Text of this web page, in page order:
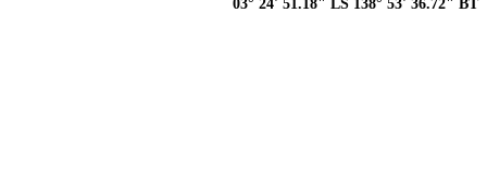
03° 24' 51.18" LS 138° 53' 36.72" BT